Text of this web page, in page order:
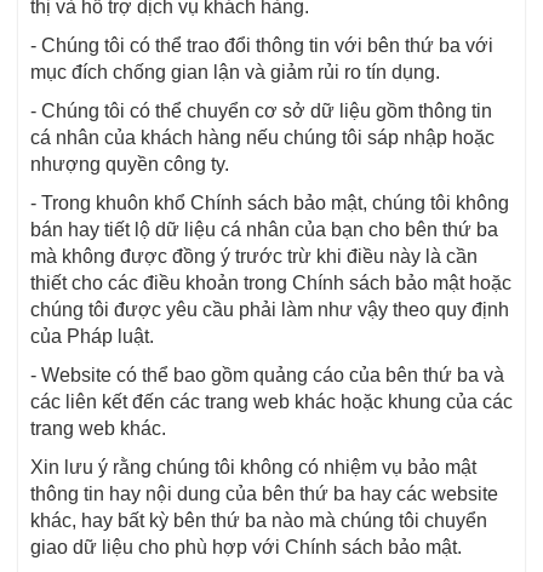
thị và hỗ trợ dịch vụ khách hàng.
- Chúng tôi có thể trao đổi thông tin với bên thứ ba với
mục đích chống gian lận và giảm rủi ro tín dụng.
- Chúng tôi có thể chuyển cơ sở dữ liệu gồm thông tin
cá nhân của khách hàng nếu chúng tôi sáp nhập hoặc
nhượng quyền công ty.
- Trong khuôn khổ Chính sách bảo mật, chúng tôi không
bán hay tiết lộ dữ liệu cá nhân của bạn cho bên thứ ba
mà không được đồng ý trước trừ khi điều này là cần
thiết cho các điều khoản trong Chính sách bảo mật hoặc
chúng tôi được yêu cầu phải làm như vậy theo quy định
của Pháp luật.
- Website có thể bao gồm quảng cáo của bên thứ ba và
các liên kết đến các trang web khác hoặc khung của các
trang web khác.
Xin lưu ý rằng chúng tôi không có nhiệm vụ bảo mật
thông tin hay nội dung của bên thứ ba hay các website
khác, hay bất kỳ bên thứ ba nào mà chúng tôi chuyển
giao dữ liệu cho phù hợp với Chính sách bảo mật.